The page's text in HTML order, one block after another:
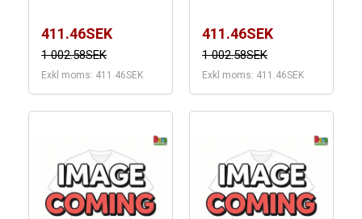
411.46SEK
1 002.58SEK
Exkl moms: 411.46SEK
411.46SEK
1 002.58SEK
Exkl moms: 411.46SEK